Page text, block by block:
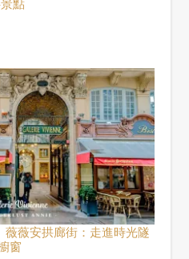
薇薇安拱廊街：走進時光隧
窗